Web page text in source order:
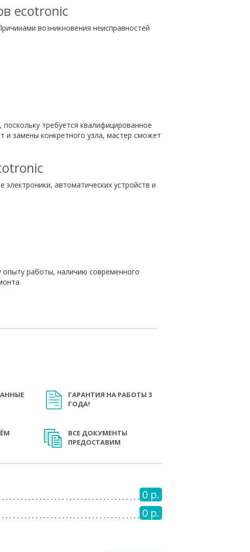
ecotronic
возникновения неисправностей
требуется квалифицированное
и замены конкретного узла, мастер сможет
автоматических устройств и
работы, наличию современного
ГАРАНТИЯ НА РАБОТЫ 3
ГОДА!
ВСЕ ДОКУМЕНТЫ
ПРЕДОСТАВИМ
0 р.
0 р.